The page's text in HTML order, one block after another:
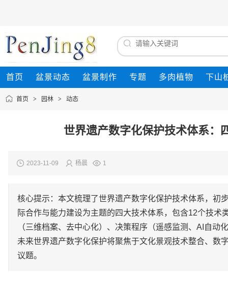
首页 盆景动态 盆景制作 专题 多肉植物 下山
首页 > 园林 > 动态
世界遗产数字化保护技术体系：
2023-11-09 杨晨 1
核心提示：本文梳理了世界遗产数字化保护技术体系，初
际合作与能力建设为主题的四大技术体系，包含12个技
（三维档案、去中心化）、决策程序（遥感监测、AI自
未来世界遗产数字化保护将聚焦于文化景观技术整合、数
议题。